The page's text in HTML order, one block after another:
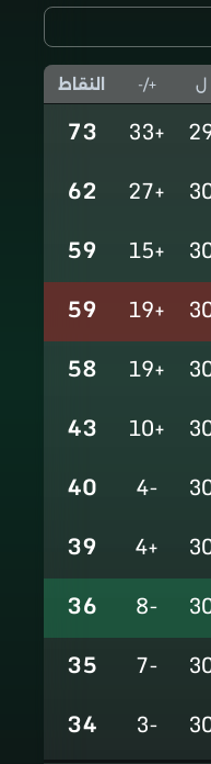
ل +/- النقاط
+33
73
+27
62
+15
59
+19
59
+19
58
+10
43
-4
40
+4
39
-8
36
-7
35
-3
34